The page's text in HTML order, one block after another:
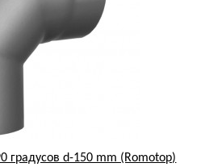
градусов d-150 mm (Romotop)